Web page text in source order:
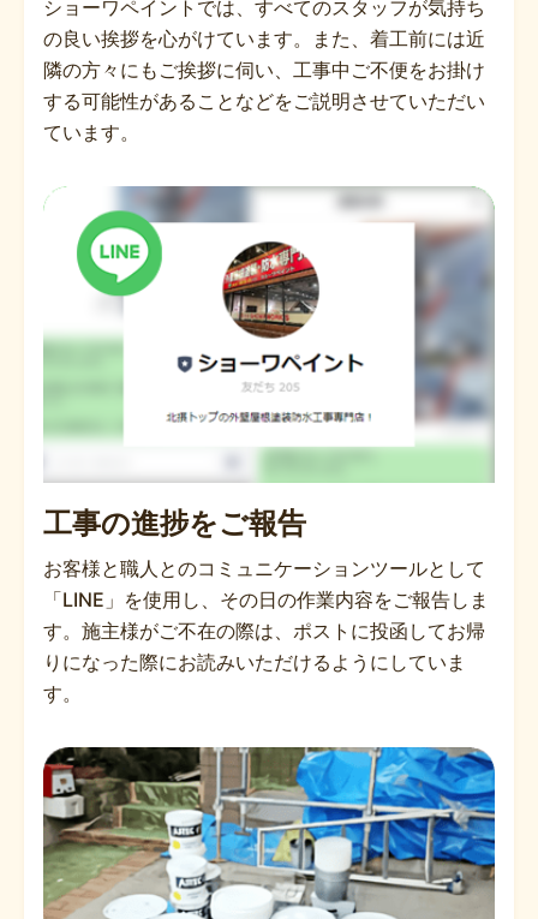
ショーワペイントでは、すべてのスタッフが気持ち
の良い挨拶を心がけています。また、着工前には近
隣の方々にもご挨拶に伺い、工事中ご不便をお掛け
する可能性があることなどをご説明させていただい
ています。
工事の進捗をご報告
お客様と職人とのコミュニケーションツールとして
「LINE」を使用し、その日の作業内容をご報告しま
す。施主様がご不在の際は、ポストに投函してお帰
りになった際にお読みいただけるようにしていま
す。